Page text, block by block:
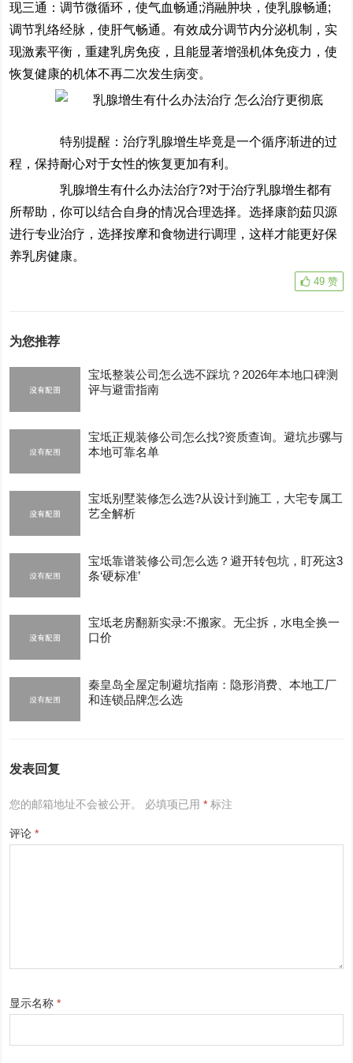
现三通：调节微循环，使气血畅通;消融肿块，使乳腺畅通;
调节乳络经脉，使肝气畅通。有效成分调节内分泌机制，实
现激素平衡，重建乳房免疫，且能显著增强机体免疫力，使
恢复健康的机体不再二次发生病变。
特别提醒：治疗乳腺增生毕竟是一个循序渐进的过
程，保持耐心对于女性的恢复更加有利。
乳腺增生有什么办法治疗?对于治疗乳腺增生都有
所帮助，你可以结合自身的情况合理选择。选择康韵茹贝源
进行专业治疗，选择按摩和食物进行调理，这样才能更好保
养乳房健康。
49 赞
为您推荐
宝坻整装公司怎么选不踩坑？2026年本地口碑测
评与避雷指南
宝坻正规装修公司怎么找?资质查询。避坑步骡与
本地可靠名单
宝坻别墅装修怎么选?从设计到施工，大宅专属工
艺全解析
宝坻靠谱装修公司怎么选？避开转包坑，盯死这3
条‘硬标准’
宝坻老房翻新实录:不搬家。无尘拆，水电全换一
口价
秦皇岛全屋定制避坑指南：隐形消费、本地工厂
和连锁品牌怎么选
发表回复
您的邮箱地址不会被公开。 必填项已用* 标注
评论*
显示名称*